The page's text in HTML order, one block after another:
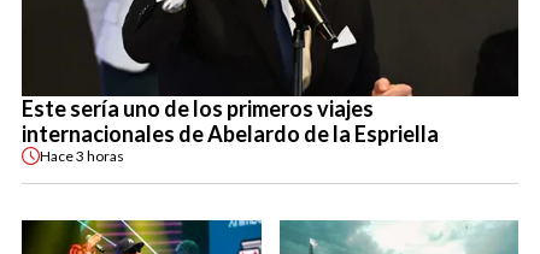
Este sería uno de los primeros viajes
internacionales de Abelardo de la Espriella
Hace3 horas